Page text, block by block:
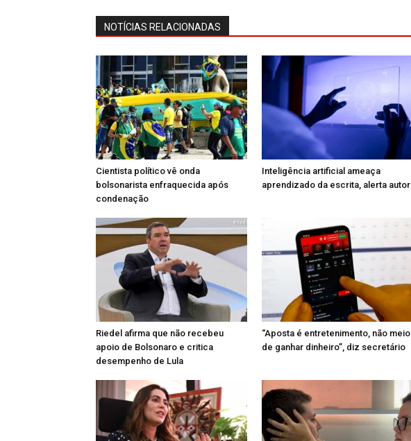
NOTÍCIAS RELACIONADAS
Cientista político vê onda
bolsonarista enfraquecida após
condenação
Inteligência artificial ameaça
aprendizado da escrita, alerta autor
Riedel afirma que não recebeu
apoio de Bolsonaro e critica
desempenho de Lula
“Aposta é entretenimento, não meio
de ganhar dinheiro”, diz secretário